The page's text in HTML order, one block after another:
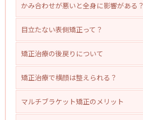
かみ合わせが悪いと全身に影響がある？
目立たない表側矯正って？
矯正治療の後戻りについて
矯正治療で横顔は整えられる？
マルチブラケット矯正のメリット